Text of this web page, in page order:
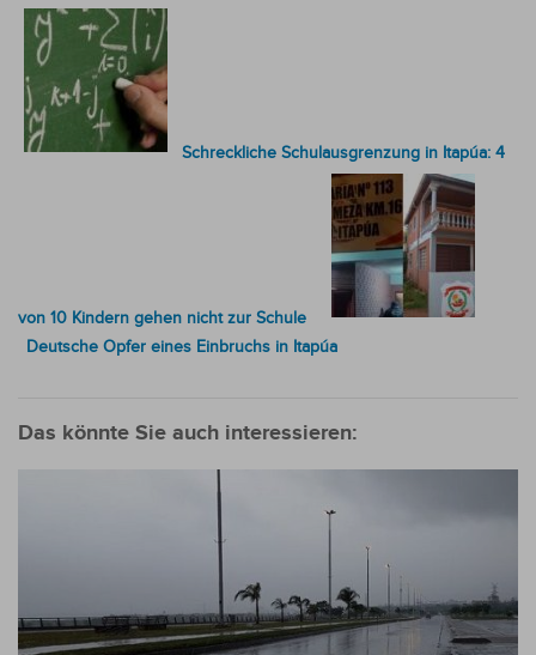
Schreckliche Schulausgrenzung in Itapúa: 4
von 10 Kindern gehen nicht zur Schule
Deutsche Opfer eines Einbruchs in Itapúa
Das könnte Sie auch interessieren: